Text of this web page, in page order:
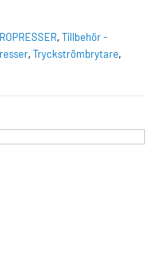
,Tillbehör -
,Tryckströmbrytare,